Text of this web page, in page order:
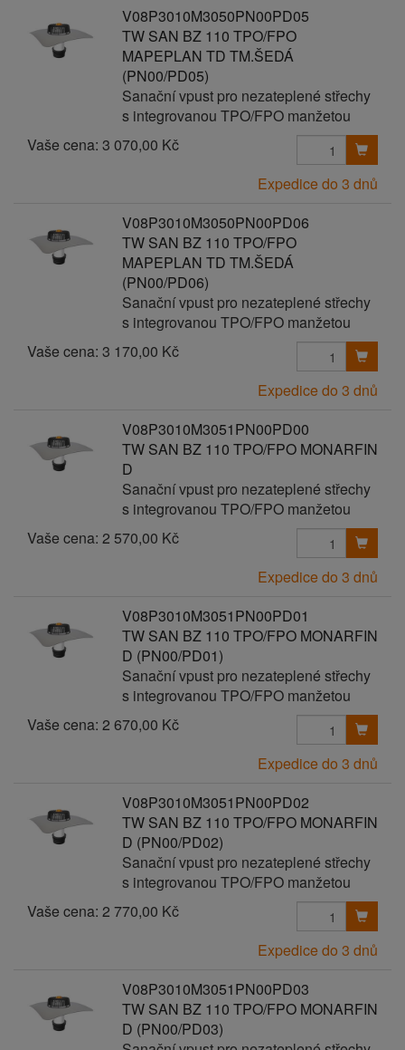
V08P3010M3050PN00PD05
TW SAN BZ 110 TPO/FPO
MAPEPLAN TD TM.ŠEDÁ
(PN00/PD05)
Sanační vpust pro nezateplené střechy
s integrovanou TPO/FPO manžetou
Vaše cena: 3 070,00 Kč
Expedice do 3 dnů
V08P3010M3050PN00PD06
TW SAN BZ 110 TPO/FPO
MAPEPLAN TD TM.ŠEDÁ
(PN00/PD06)
Sanační vpust pro nezateplené střechy
s integrovanou TPO/FPO manžetou
Vaše cena: 3 170,00 Kč
Expedice do 3 dnů
V08P3010M3051PN00PD00
TW SAN BZ 110 TPO/FPO MONARFIN
D
Sanační vpust pro nezateplené střechy
s integrovanou TPO/FPO manžetou
Vaše cena: 2 570,00 Kč
Expedice do 3 dnů
V08P3010M3051PN00PD01
TW SAN BZ 110 TPO/FPO MONARFIN
D (PN00/PD01)
Sanační vpust pro nezateplené střechy
s integrovanou TPO/FPO manžetou
Vaše cena: 2 670,00 Kč
Expedice do 3 dnů
V08P3010M3051PN00PD02
TW SAN BZ 110 TPO/FPO MONARFIN
D (PN00/PD02)
Sanační vpust pro nezateplené střechy
s integrovanou TPO/FPO manžetou
Vaše cena: 2 770,00 Kč
Expedice do 3 dnů
V08P3010M3051PN00PD03
TW SAN BZ 110 TPO/FPO MONARFIN
D (PN00/PD03)